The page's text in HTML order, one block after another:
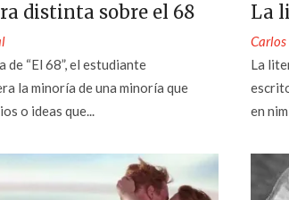
distinta sobre el 68
“El 68”, el estudiante
la minoría de una minoría que
o ideas que...
La
La
en